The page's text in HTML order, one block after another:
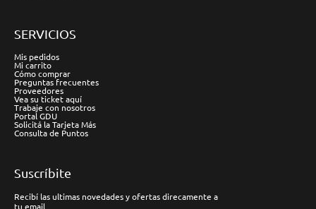
SERVICIOS
Mis pedidos
Mi carrito
Cómo comprar
Preguntas frecuentes
Proveedores
Vea su ticket aquí
Trabaje con nosotros
Portal GDU
Solicitá la Tarjeta Más
Consulta de Puntos
Suscríbite
Recibí las ultimas novedades y ofertas direcamente a
tu email